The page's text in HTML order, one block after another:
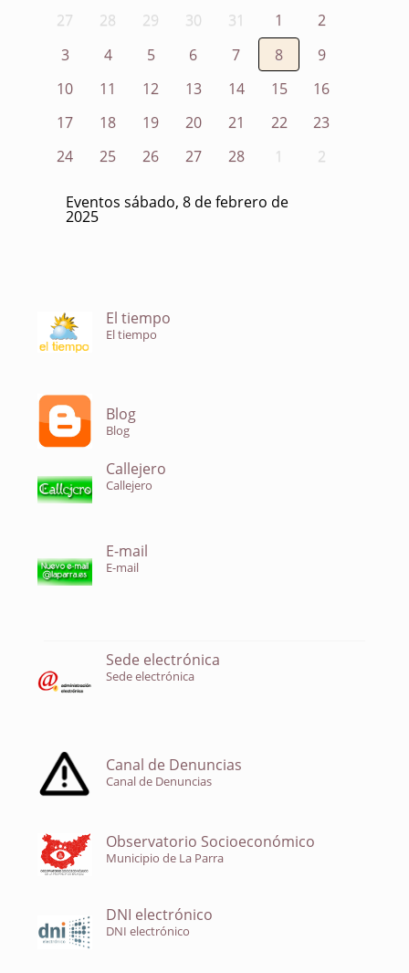
27 28 29 30 31 1
2
3
4 5 6 7 8
9
10
11 12 13 14 15
16
17
18 19 20 21 22
23
24
25 26 27 28 1 2
Eventos sábado, 8 de febrero de
2025
El tiempo
El tiempo
Blog
Blog
Callejero
Callejero
E-mail
E-mail
Sede electrónica
Sede electrónica
Canal de Denuncias
Canal de Denuncias
Observatorio Socioeconómico
Municipio de La Parra
DNI electrónico
DNI electrónico